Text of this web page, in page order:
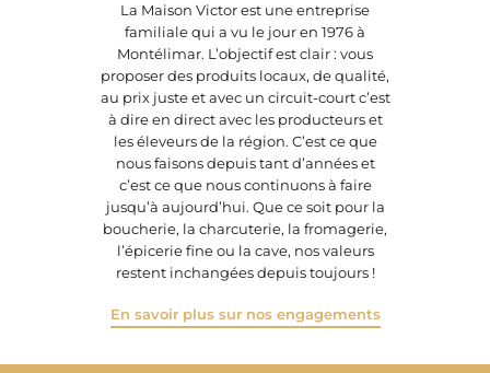
La Maison Victor est une entreprise
familiale qui a vu le jour en 1976 à
Montélimar. L’objectif est clair : vous
proposer des produits locaux, de qualité,
au prix juste et avec un circuit-court c’est
à dire en direct avec les producteurs et
les éleveurs de la région. C’est ce que
nous faisons depuis tant d’années et
c’est ce que nous continuons à faire
jusqu’à aujourd’hui. Que ce soit pour la
boucherie, la charcuterie, la fromagerie,
l’épicerie fine ou la cave, nos valeurs
restent inchangées depuis toujours !
En savoir plus sur nos engagements